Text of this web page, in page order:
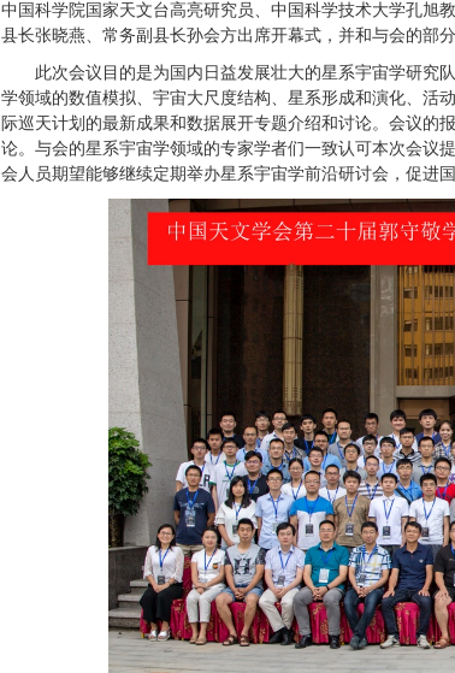
中国科学院国家天文台高亮研究员、中国科学技术大学孔旭
县长张晓燕、常务副县长孙会方出席开幕式，并和与会的部分
此次会议目的是为国内日益发展壮大的星系宇宙学研究
学领域的数值模拟、宇宙大尺度结构、星系形成和演化、活
际巡天计划的最新成果和数据展开专题介绍和讨论。会议的
论。与会的星系宇宙学领域的专家学者们一致认可本次会议
会人员期望能够继续定期举办星系宇宙学前沿研讨会，促进